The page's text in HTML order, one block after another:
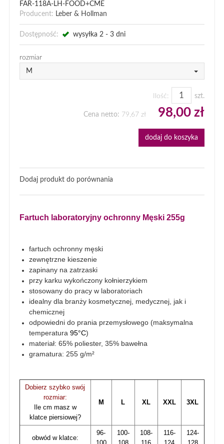
FAR-118A-LH-FOOD+CME
Producent: Leber & Hollman
Dostępność: wysyłka 2 - 3 dni
rozmiar
M
Ilość: szt.
Cena netto: 79,67 zł 98,00 zł
dodaj do koszyka
Dodaj produkt do porównania
Fartuch laboratoryjny ochronny Męski 255g
fartuch ochronny męski
zewnętrzne kieszenie
zapinany na zatrzaski
przy karku wykończony kołnierzykiem
stosowany do pracy w laboratoriach
idealny dla branży kosmetycznej, medycznej, jak i
chemicznej
odpowiedni do prania przemysłowego (maksymalna
temperatura 95°C)
materiał: 65% poliester, 35% bawełna
gramatura: 255 g/m²
Dobierz szybko swój
rozmiar:
Ile cm masz w
klatce piersiowej?
M L XL XXL 3XL
obwód w klatce:
96-
100-
108-
116-
124-